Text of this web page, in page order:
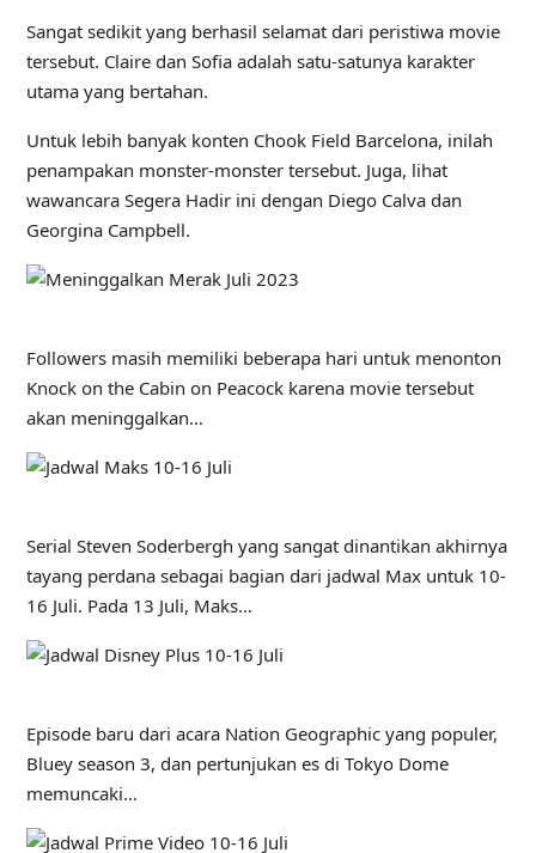
Sangat sedikit yang berhasil selamat dari peristiwa movie
tersebut. Claire dan Sofia adalah satu-satunya karakter
utama yang bertahan.
Untuk lebih banyak konten Chook Field Barcelona, ​​inilah
penampakan monster-monster tersebut. Juga, lihat
wawancara Segera Hadir ini dengan Diego Calva dan
Georgina Campbell.
Followers masih memiliki beberapa hari untuk menonton
Knock on the Cabin on Peacock karena movie tersebut
akan meninggalkan…
Serial Steven Soderbergh yang sangat dinantikan akhirnya
tayang perdana sebagai bagian dari jadwal Max untuk 10-
16 Juli. Pada 13 Juli, Maks…
Episode baru dari acara Nation Geographic yang populer,
Bluey season 3, dan pertunjukan es di Tokyo Dome
memuncaki…